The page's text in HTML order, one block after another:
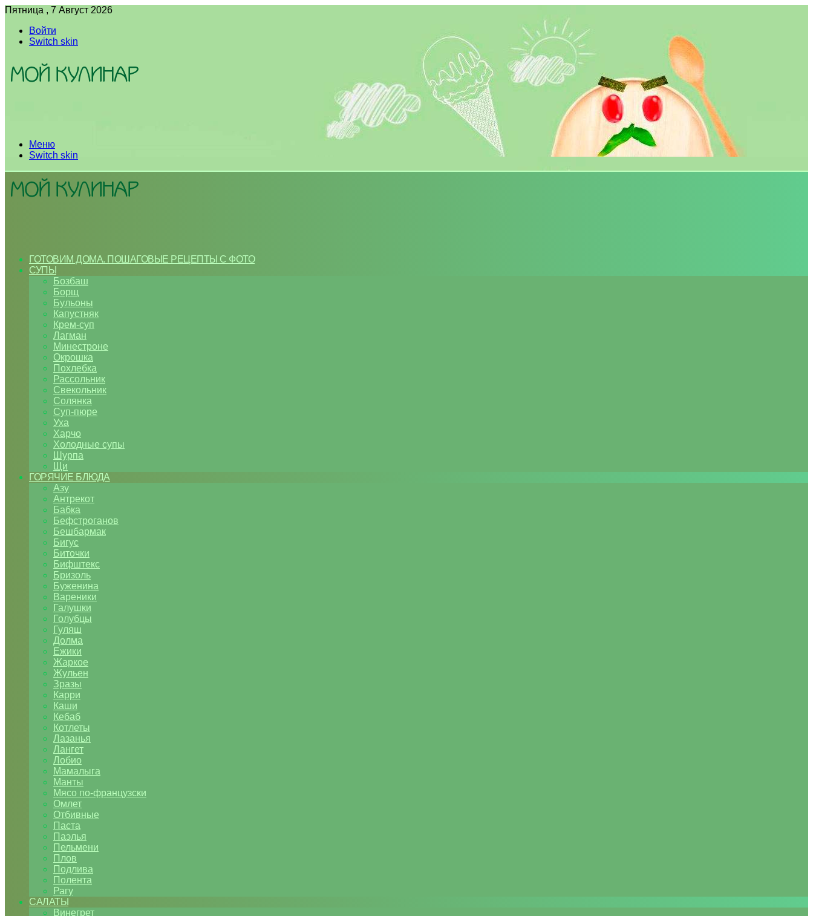
Пятница , 7 Август 2026
Войти
Switch skin
Меню
Switch skin
ГОТОВИМ ДОМА. ПОШАГОВЫЕ РЕЦЕПТЫ С ФОТО
СУПЫ
Бозбаш
Борщ
Бульоны
Капустняк
Крем-суп
Лагман
Минестроне
Окрошка
Похлебка
Рассольник
Свекольник
Солянка
Суп-пюре
Уха
Харчо
Холодные супы
Шурпа
Щи
ГОРЯЧИЕ БЛЮДА
Азу
Антрекот
Бабка
Бефстроганов
Бешбармак
Бигус
Биточки
Бифштекс
Бризоль
Буженина
Вареники
Галушки
Голубцы
Гуляш
Долма
Ежики
Жаркое
Жульен
Зразы
Карри
Каши
Кебаб
Котлеты
Лазанья
Лангет
Лобио
Мамалыга
Манты
Мясо по-французски
Омлет
Отбивные
Паста
Паэлья
Пельмени
Плов
Подлива
Полента
Рагу
САЛАТЫ
Винегрет